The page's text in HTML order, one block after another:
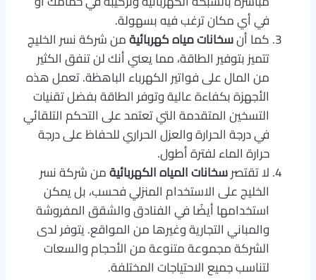
في أي مكان ترغب فيه بسهولة.
كما أنسخانات مياه كهربائيةمن شركة نسر الخليج
تتميز بتوفير الطاقة، مما يعني أنك لن تنفق الكثير
من المال على فواتير الكهرباء الباهظة. تعمل هذه
الأجهزة بكفاءة عالية وتوفر الطاقة بفضل تقنيات
التسخين المتقدمة التي تعتمد على التحكم التلقائي
في درجة الحرارة والعزل الحراري للحفاظ على درجة
حرارة الماء لفترة أطول.
لا تقتصرسخانات المياه الكهربائيةمن شركة نسر
الخليج على الاستخدام المنزلي فحسب، بل يمكن
استخدامها أيضًا في الفنادق والشقق المفروشة
والمباني التجارية وغيرها من المواقع. يتوفر لدى
الشركة مجموعة متنوعة من الأحجام والسعات
لتناسب جميع الاحتياجات المختلفة.